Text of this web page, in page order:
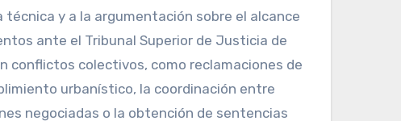
y a la argumentación sobre el alcance
ante el Tribunal Superior de Justicia de
conflictos colectivos, como reclamaciones de
urbanístico, la coordinación entre
negociadas o la obtención de sentencias